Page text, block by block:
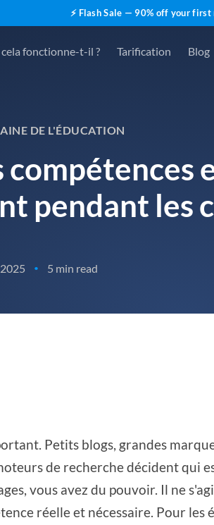
⚡ Flash Sale — 90% off your first
fonctionne-t-il ? Tarification Blog
DE L'ÉDUCATION
compétences
pendant les
• 5 min read
Petits blogs, grandes
de recherche décident qui
vous avez du pouvoir. Il ne
réelle et nécessaire. Pour les